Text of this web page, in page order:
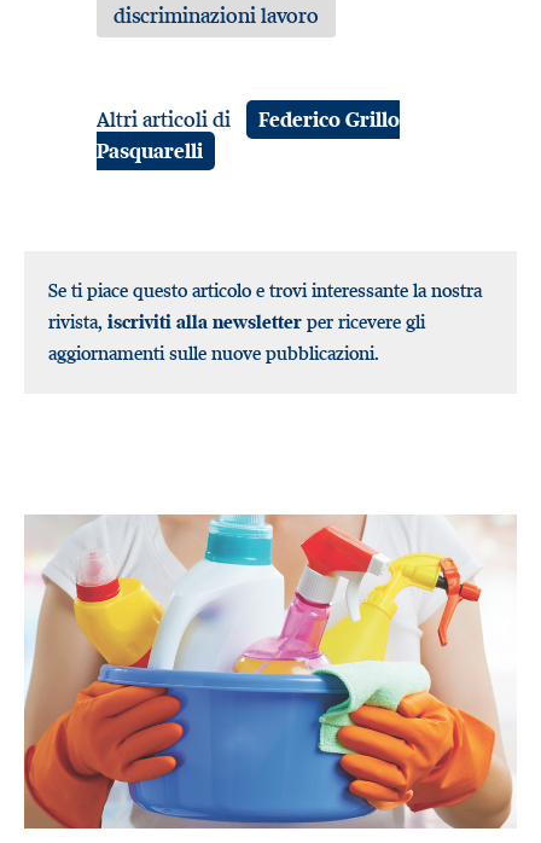
discriminazioni lavoro
Altri articoli di
Federico Grillo
Pasquarelli
Se ti piace questo articolo e trovi interessante la nostra
rivista, iscriviti alla newsletter per ricevere gli
aggiornamenti sulle nuove pubblicazioni.